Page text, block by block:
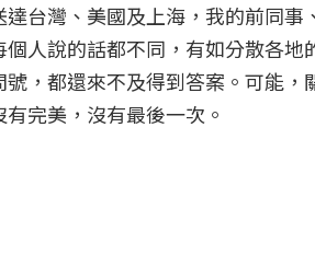
台灣、美國及上海，我的前同事
人說的話都不同，有如分散各地
，都還來不及得到答案。可能，
完美，沒有最後一次。